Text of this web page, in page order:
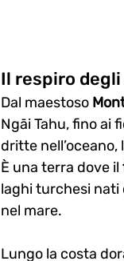
Il respiro
Dal maestoso
Ngāi Tahu, fino ai
dritte
È una terra dove il
laghi turchesi nati
nel mare.
Lungo la costa